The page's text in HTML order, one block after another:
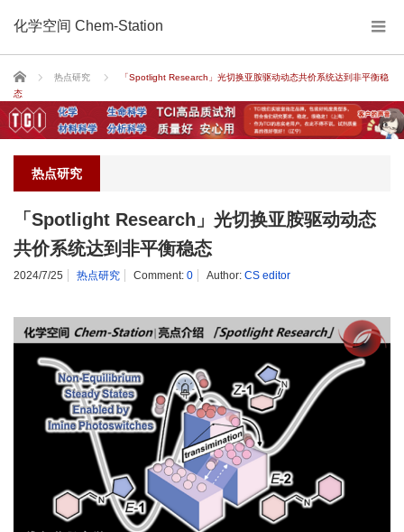
化学空间 Chem-Station
Home 热点研究
「Spotlight Research」光切换亚胺驱动动态共价系统达到非平衡稳
态
热点研究
「Spotlight Research」光切换亚胺驱动动态
共价系统达到非平衡稳态
2024/7/25 热点研究 Comment: 0 Author: CS editor